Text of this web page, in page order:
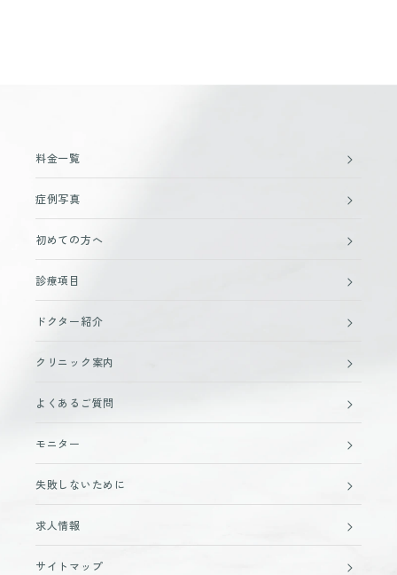
料金一覧
症例写真
初めての方へ
診療項目
ドクター紹介
クリニック案内
よくあるご質問
モニター
失敗しないために
求人情報
サイトマップ